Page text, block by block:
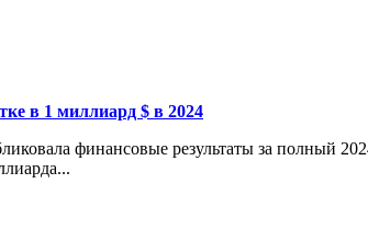
в 1 миллиард $ в 2024
финансовые результаты за полный